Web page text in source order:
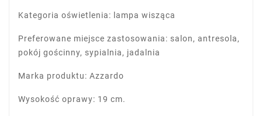
Kategoria oświetlenia: lampa wisząca
Preferowane miejsce zastosowania: salon, antresola,
pokój gościnny, sypialnia, jadalnia
Marka produktu: Azzardo
Wysokość oprawy: 19 cm.